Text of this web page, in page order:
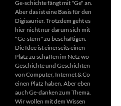
Ge-schichte fängt mit "Ge" an.
Aber das ist eine Basis für den
Digisaurier. Trotzdem geht es
hier nicht nur darum sich mit
"Ge-stern" zu beschäftigen.
Die Idee ist einerseits einen
Platz zu schaffen im Netz wo
Geschichte und Geschichten
von Computer, Internet & Co
einen Platz haben. Aber eben
auch Ge-danken zum Thema.
Wir wollen mit dem Wissen